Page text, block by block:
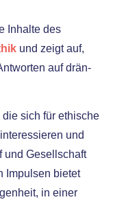
Inhalte des
und zeigt auf,
auf drän­
sich für ethi­sche
und
und Gesellschaft
Impulsen bie­tet
in einer